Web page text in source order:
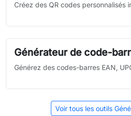
Créez des QR codes personnalisés
Générateur de code-
Générez des codes-barres EAN,
Voir tous les outils